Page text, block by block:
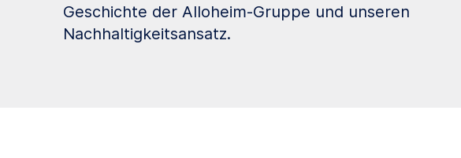
Geschichte der Alloheim-Gruppe und unseren
Nachhaltigkeitsansatz.